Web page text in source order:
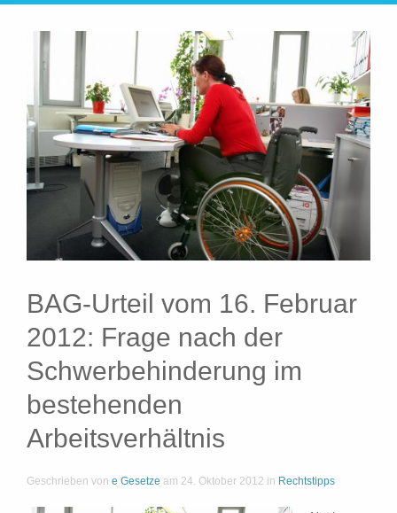
BAG-Urteil vom 16. Februar
2012: Frage nach der
Schwerbehinderung im
bestehenden
Arbeitsverhältnis
Geschrieben von e Gesetze am 24. Oktober 2012 in Rechtstipps